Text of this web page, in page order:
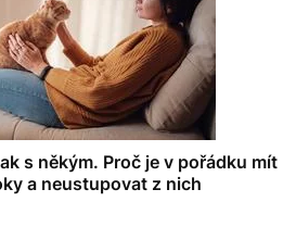
s někým. Proč je v pořádku mít
a neustupovat z nich